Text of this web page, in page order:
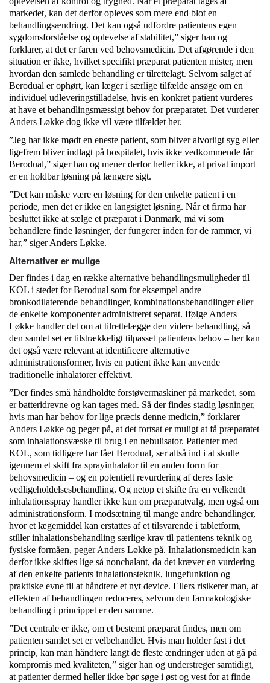
markedet, kan det derfor opleves som mere end blot en
behandlingsændring. Det kan også udfordre patientens egen
sygdomsforståelse og oplevelse af stabilitet,” siger han og
forklarer, at det er faren ved behovsmedicin. Det afgørende i den
situation er ikke, hvilket specifikt præparat patienten mister, men
hvordan den samlede behandling er tilrettelagt. Selvom salget af
Berodual er ophørt, kan læger i særlige tilfælde ansøge om en
individuel udleveringstilladelse, hvis en konkret patient vurderes
at have et behandlingsmæssigt behov for præparatet. Det vurderer
Anders Løkke dog ikke vil være tilfældet her.
”Jeg har ikke mødt en eneste patient, som bliver alvorligt syg eller
ligefrem bliver indlagt på hospitalet, hvis ikke vedkommende får
Berodual,” siger han og mener derfor heller ikke, at privat import
er en holdbar løsning på længere sigt.
”Det kan måske være en løsning for den enkelte patient i en
periode, men det er ikke en langsigtet løsning. Når et firma har
besluttet ikke at sælge et præparat i Danmark, må vi som
behandlere finde løsninger, der fungerer inden for de rammer, vi
har,” siger Anders Løkke.
Alternativer er mulige
Der findes i dag en række alternative behandlingsmuligheder til
KOL i stedet for Berodual som for eksempel andre
bronkodilaterende behandlinger, kombinationsbehandlinger eller
de enkelte komponenter administreret separat. Ifølge Anders
Løkke handler det om at tilrettelægge den videre behandling, så
den samlet set er tilstrækkeligt tilpasset patientens behov – her kan
det også være relevant at identificere alternative
administrationsformer, hvis en patient ikke kan anvende
traditionelle inhalatorer effektivt.
”Der findes små håndholdte forstøvermaskiner på markedet, som
er batteridrevne og kan tages med. Så der findes stadig løsninger,
hvis man har behov for lige præcis denne medicin,” forklarer
Anders Løkke og peger på, at det fortsat er muligt at få præparatet
som inhalationsvæske til brug i en nebulisator. Patienter med
KOL, som tidligere har fået Berodual, ser altså ind i at skulle
igennem et skift fra sprayinhalator til en anden form for
behovsmedicin – og en potentielt revurdering af deres faste
vedligeholdelsesbehandling. Og netop et skifte fra en velkendt
inhalationsspray handler ikke kun om præparatvalg, men også om
administrationsform. I modsætning til mange andre behandlinger,
hvor et lægemiddel kan erstattes af et tilsvarende i tabletform,
stiller inhalationsbehandling særlige krav til patientens teknik og
fysiske formåen, peger Anders Løkke på. Inhalationsmedicin kan
derfor ikke skiftes lige så nonchalant, da det kræver en vurdering
af den enkelte patients inhalationsteknik, lungefunktion og
praktiske evne til at håndtere et nyt device. Ellers risikerer man, at
effekten af behandlingen reduceres, selvom den farmakologiske
behandling i princippet er den samme.
”Det centrale er ikke, om et bestemt præparat findes, men om
patienten samlet set er velbehandlet. Hvis man holder fast i det
princip, kan man håndtere langt de fleste ændringer uden at gå på
kompromis med kvaliteten,” siger han og understreger samtidigt,
at patienter dermed heller ikke bør søge i øst og vest for at finde